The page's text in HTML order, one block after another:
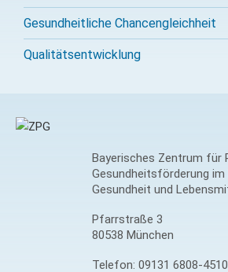
Gesundheitliche Chancengleichheit
Qualitäts­entwicklung
Bayerisches Zentrum für
Gesundheitsförderung
Gesundheit und
Pfarrstraße 3
80538 München
Telefon: 09131 6808-4510